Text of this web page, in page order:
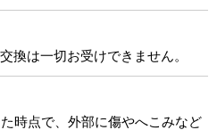
換は一切お受けできません。
時点で、外部に傷やへこみなど